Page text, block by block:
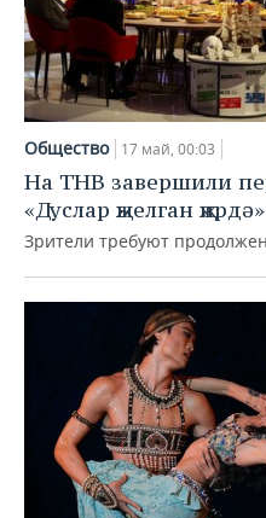
Общество 17 май, 00:03
На ТНВ завершили
«Дуслар җыелган җирдә»
Зрители требуют